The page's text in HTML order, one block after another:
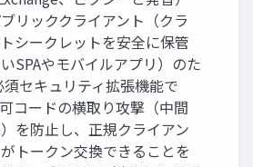
リッククライアント（クラ
シークレットを安全に保管
SPAやモバイルアプリ）のた
須セキュリティ拡張機能で
コードの横取り攻撃（中間
を防止し、正規クライアン
トークン交換できることを